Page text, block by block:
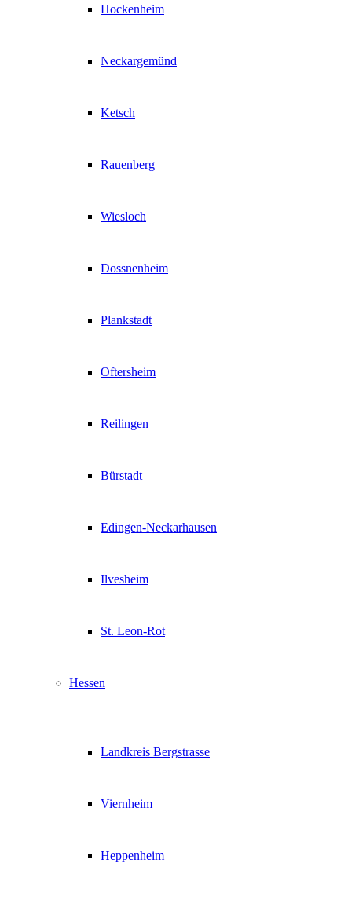
Hockenheim
Neckargemünd
Ketsch
Rauenberg
Wiesloch
Dossnenheim
Plankstadt
Oftersheim
Reilingen
Bürstadt
Edingen-Neckarhausen
Ilvesheim
St. Leon-Rot
Hessen
Landkreis Bergstrasse
Viernheim
Heppenheim